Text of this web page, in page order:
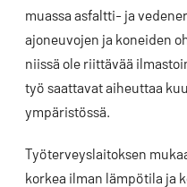
muassa asfaltti- ja
ajoneuvojen ja koneiden
niissä ole riittävää
työ saattavat aiheuttaa
ympäristössä.
Työterveyslaitoksen
korkea ilman lämpötila ja